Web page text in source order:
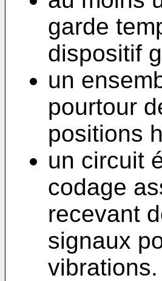
garde
dispositif
un
pourtour
positions
un circuit
codage
recevant
signaux
vibrations.